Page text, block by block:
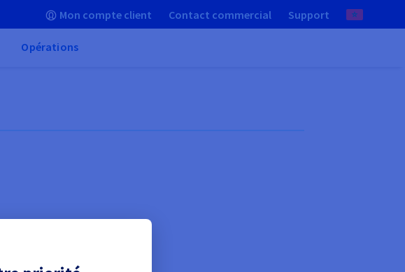
Mon compte client Contact commercial Support
Opérations